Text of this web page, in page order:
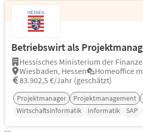
Betriebswirt als
Hessisches Ministerium der
Wiesbaden, Hessen
Homeoffice
83.902,5 €/Jahr (geschätzt)
Projektmanager Projektmanagement
Wirtschaftsinformatik
Informatik SAP